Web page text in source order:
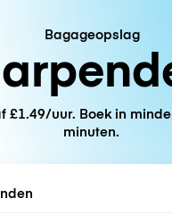
Bagageopslag
£1.49/uur. Boek in
minuten.